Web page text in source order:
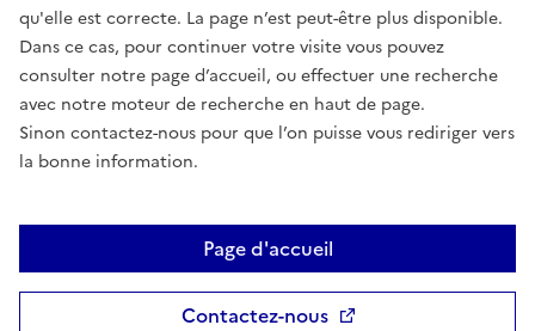
qu'elle est correcte. La page n’est peut-être plus disponible.
Dans ce cas, pour continuer votre visite vous pouvez
consulter notre page d’accueil, ou effectuer une recherche
avec notre moteur de recherche en haut de page.
Sinon contactez-nous pour que l’on puisse vous rediriger vers
la bonne information.
Page d'accueil
Contactez-nous